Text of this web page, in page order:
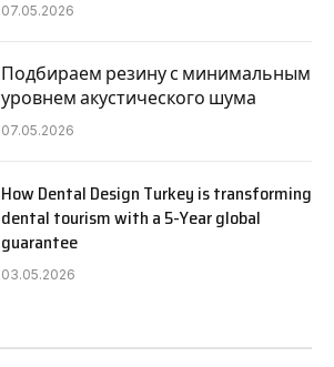
07.05.2026
Подбираем резину с минимальным
уровнем акустического шума
07.05.2026
How Dental Design Turkey is transforming
dental tourism with a 5-Year global
guarantee
03.05.2026